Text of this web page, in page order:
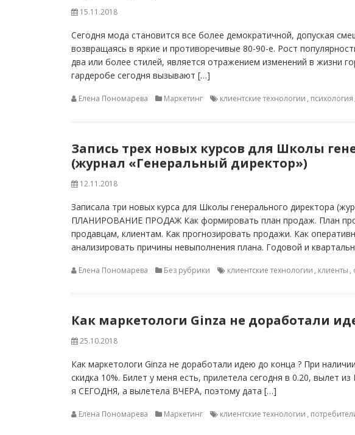
15.11.2018
Сегодня мода становится все более демократичной, допуская
возвращаясь в яркие и противоречивые 80-90-е. Рост
два или более стилей, является отражением изменений в жизни
гардеробе сегодня вызывают […]
Елена Пономарева Маркетинг клиентские технологии , психология
Запись трех новых курсов для Школы
(журнал «Генеральный директор»)
12.11.2018
Записала три новых курса для Школы генерального директора
ПЛАНИРОВАНИЕ ПРОДАЖ Как формировать план продаж. План
продавцам, клиентам. Как прогнозировать продажи. Как
анализировать причины невыполнения плана. Годовой и
Елена Пономарева Без рубрики клиентские технологии , клиенты ,
Как маркетологи Ginza не доработали
25.10.2018
Как маркетологи Ginza не доработали идею до конца ? При
скидка 10%. Билет у меня есть, прилетела сегодня в 0.20, вылет
я СЕГОДНЯ, а вылетела ВЧЕРА, поэтому дата […]
Елена Пономарева Маркетинг клиентские технологии ,